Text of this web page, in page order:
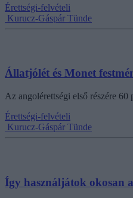
Érettségi-felvételi
Kurucz-Gáspár Tünde
Állatjólét és Monet
Az angolérettségi első részére
Érettségi-felvételi
Kurucz-Gáspár Tünde
Így használjátok okosan